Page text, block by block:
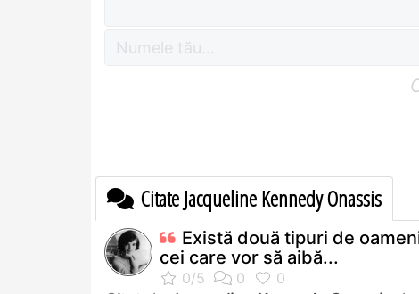
Citate Jacqueline Kennedy Onassis
Există două tipuri de
cei care vor să aibă...